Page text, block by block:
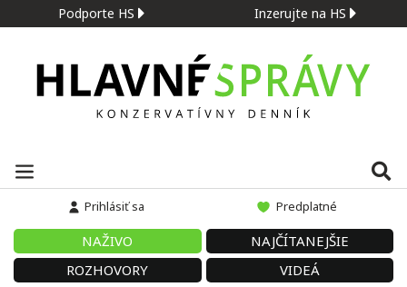
Podporte HS Inzerujte na HS
Prihlásiť sa Predplatné
NAŽIVO
NAJČÍTANEJŠIE
ROZHOVORY
VIDEÁ